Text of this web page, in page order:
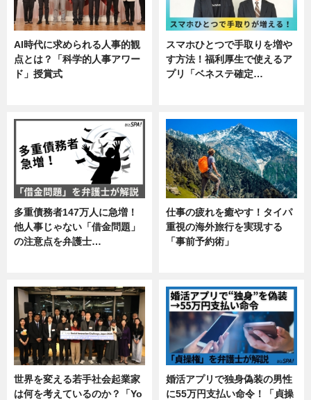
AI時代に求められる人事的観
点とは？「科学的人事アワー
ド」授賞式
スマホひとつで手取りを増や
す方法！福利厚生で使えるア
プリ「ベネステ確定…
多重債務者147万人に急増！
他人事じゃない「借金問題」
の注意点を弁護士…
仕事の疲れを癒やす！タイパ
重視の海外旅行を実現する
「事前予約術」
世界を変える若手社会起業家
は何を考えているのか？「Yo
婚活アプリで独身偽装の男性
に55万円支払い命令！「貞操